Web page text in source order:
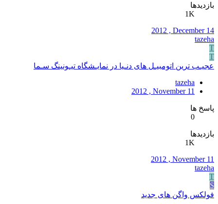
بازدیدها
1K
2012 , December 14
tazeha
T
T
عجیـب ترین اتومبیـل های دنـیا در نمایـشگاه تیـونینگ سـما
tazeha
2012 , November 11
پاسخ ها
0
بازدیدها
1K
2012 , November 11
tazeha
T
S
فولکس واگن های جدید